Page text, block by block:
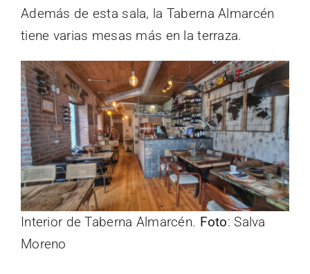
Además de esta sala, la Taberna Almarcén
tiene varias mesas más en la terraza.
Interior de Taberna Almarcén. Foto: Salva
Moreno